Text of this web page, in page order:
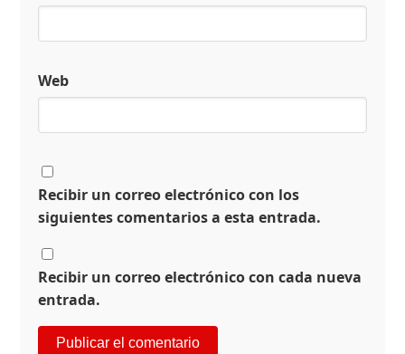
Web
Recibir un correo electrónico con los
siguientes comentarios a esta entrada.
Recibir un correo electrónico con cada nueva
entrada.